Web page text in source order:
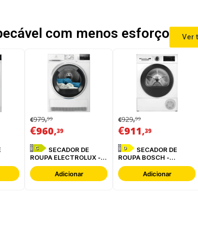
com menos esforço Ver
€979,99
€960,39
C
ROUPA ELECTROLUX -
EDI629G4BO
Adicionar
€929,99
€911,39
D
ROUPA BOSCH -
WQG24200ES
Adicionar